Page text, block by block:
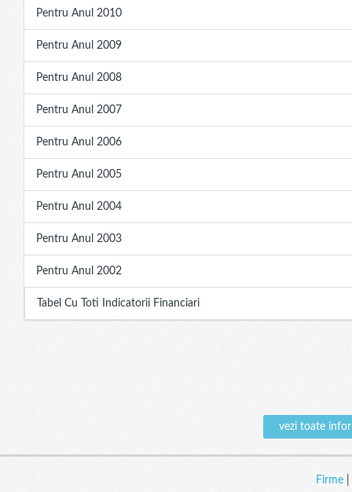
Pentru Anul 2010
Pentru Anul 2009
Pentru Anul 2008
Pentru Anul 2007
Pentru Anul 2006
Pentru Anul 2005
Pentru Anul 2004
Pentru Anul 2003
Pentru Anul 2002
Tabel Cu Toti Indicatorii Financiari
vezi toate
Firme|